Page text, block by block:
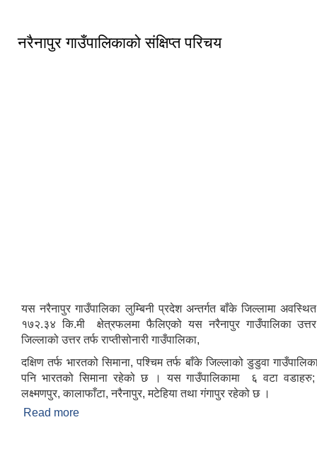
नरैनापुर गाउँपालिकाको संक्षिप्त परिचय
यस नरैनापुर गाउँपालिका लुम्बिनी प्रदेश अन्तर्गत बाँके जिल्लामा
१७२.३४ कि.मी क्षेत्रफलमा फैलिएको यस नरैनापुर गाउँपालिका
जिल्लाको उत्तर तर्फ राप्तीसोनारी गाउँपालिका,
दक्षिण तर्फ भारतको सिमाना, पश्चिम तर्फ बाँके जिल्लाको डुडुवा
पनि भारतको सिमाना रहेको छ । यस गाउँपालिकामा ६ वटा
लक्ष्मणपुर, कालाफाँटा, नरैनापुर, मटेहिया तथा गंगापुर रहेको छ ।
Read more